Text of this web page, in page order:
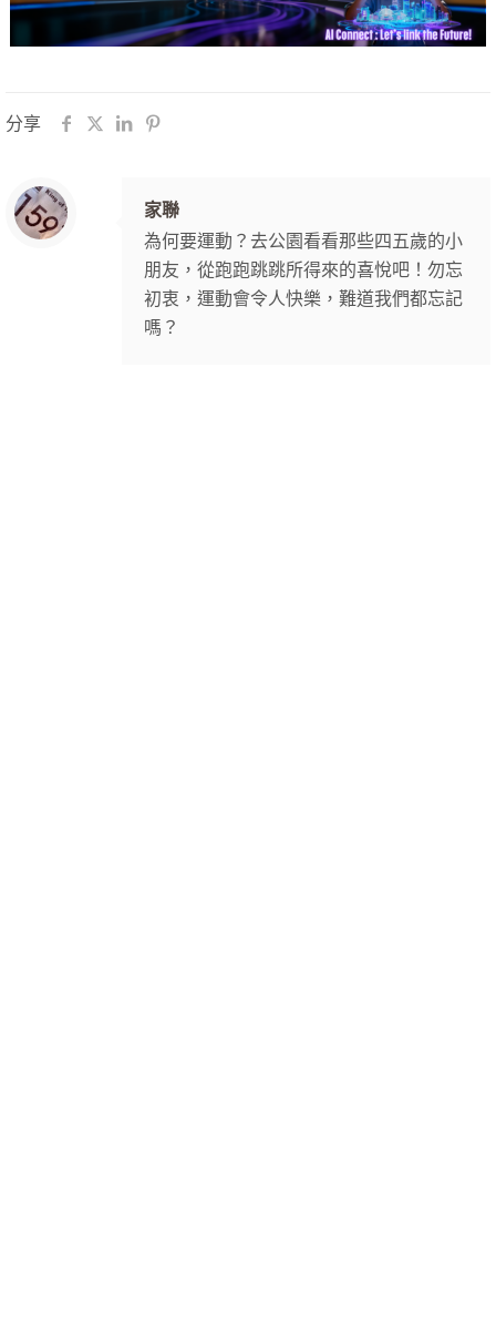
分享
家聯
為何要運動？去公園看看那些四五歲的小
朋友，從跑跑跳跳所得來的喜悅吧！勿忘
初衷，運動會令人快樂，難道我們都忘記
嗎？